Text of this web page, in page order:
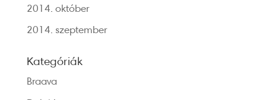
2014. október
2014. szeptember
Kategóriák
Braava